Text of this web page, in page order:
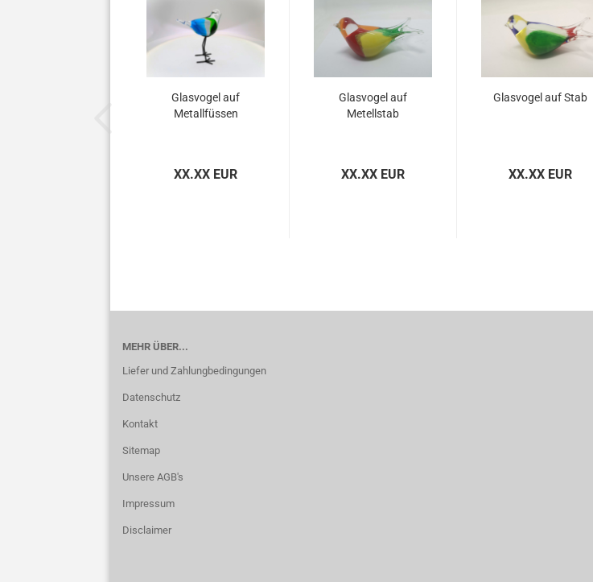
Glasvogel auf
Metallfüssen
XX.XX EUR
Glasvogel auf
Metellstab
XX.XX EUR
Glasvogel auf Stab
XX.XX EUR
MEHR ÜBER...
Liefer und Zahlungbedingungen
Datenschutz
Kontakt
Sitemap
Unsere AGB's
Impressum
Disclaimer